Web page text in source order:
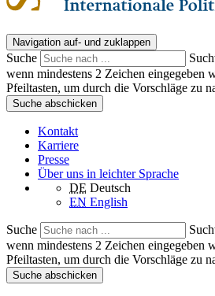
Navigation auf- und zuklappen
Suche
wenn mindestens 2 Zeichen eingegeben
Pfeiltasten, um durch die Vorschläge zu
Suche abschicken
Kontakt
Karriere
Presse
Über uns in leichter Sprache
DE Deutsch
EN English
Suche
wenn mindestens 2 Zeichen eingegeben
Pfeiltasten, um durch die Vorschläge zu
Suche abschicken